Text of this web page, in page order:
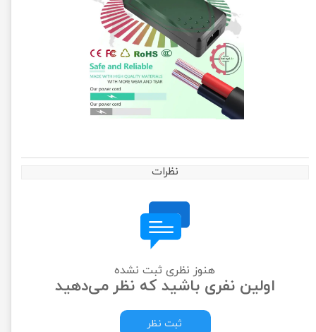
نظرات
هنوز نظری ثبت نشده
اولین نفری باشید که نظر می‌دهید
ثبت نظر